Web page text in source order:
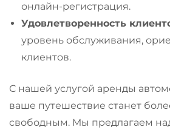
онлайн-регистрация.
Удовлетворенность
уровень обслуживания,
клиентов.
С нашей услугой аренды
ваше путешествие станет
свободным. Мы предлагаем